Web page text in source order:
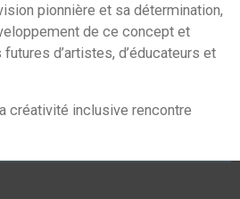
pionnière et sa détermination,
de ce concept et
d’artistes, d’éducateurs et
créativité inclusive rencontre